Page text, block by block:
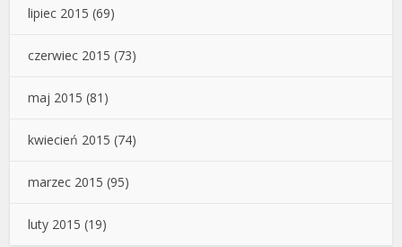
lipiec 2015 (69)
czerwiec 2015 (73)
maj 2015 (81)
kwiecień 2015 (74)
marzec 2015 (95)
luty 2015 (19)